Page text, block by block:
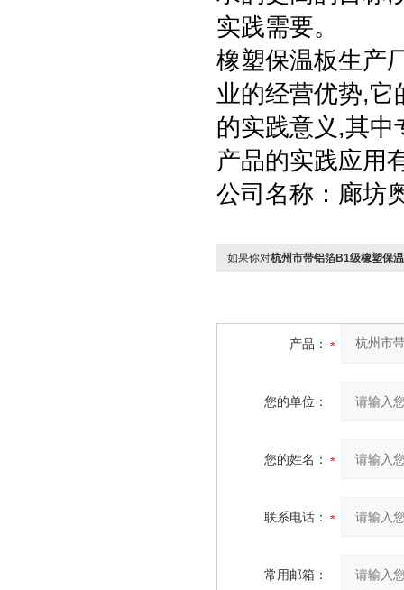
实践需要。
橡塑保温板生产
业的经营优势,它
的实践意义,其中
产品的实践应用
公司名称：廊坊
如果你对杭州市带铝箔B1级橡塑保
产品：
您的单位：
您的姓名：
联系电话：
常用邮箱：